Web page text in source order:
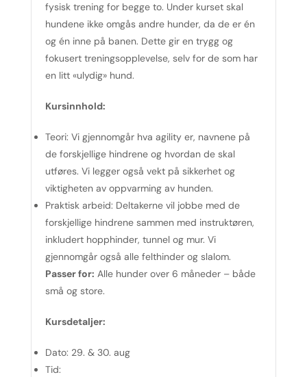
fysisk trening for begge to. Under kurset skal
hundene ikke omgås andre hunder, da de er én
og én inne på banen. Dette gir en trygg og
fokusert treningsopplevelse, selv for de som har
en litt «ulydig» hund.
Kursinnhold:
Teori: Vi gjennomgår hva agility er, navnene på
de forskjellige hindrene og hvordan de skal
utføres. Vi legger også vekt på sikkerhet og
viktigheten av oppvarming av hunden.
Praktisk arbeid: Deltakerne vil jobbe med de
forskjellige hindrene sammen med instruktøren,
inkludert hopphinder, tunnel og mur. Vi
gjennomgår også alle felthinder og slalom.
Passer for: Alle hunder over 6 måneder – både
små og store.
Kursdetaljer:
Dato: 29. & 30. aug
Tid: